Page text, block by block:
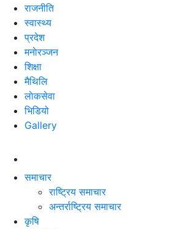
राजनीति
स्वास्थ्य
प्रदेश
मनाेरञ्जन
शिक्षा
मैथिलि
लाेकसेवा
भिडियो
Gallery
समाचार
राष्ट्रिय समाचार
अन्तर्राष्ट्रिय समाचार
कृषि